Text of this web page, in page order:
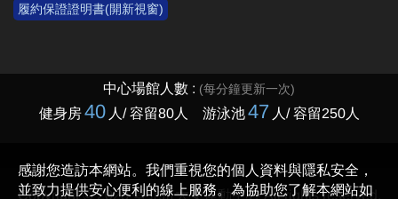
履約保證證明書(開新視窗)
Copyright © 2023 臺北市大安運動中心 All rights reserved.